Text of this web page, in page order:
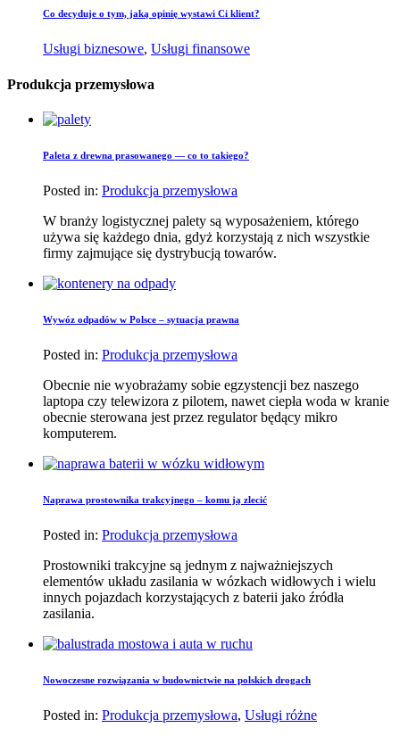
Co decyduje o tym, jaką opinię wystawi Ci klient?
Usługi biznesowe, Usługi finansowe
Produkcja przemysłowa
Paleta z drewna prasowanego — co to takiego?
Posted in: Produkcja przemysłowa
W branży logistycznej palety są wyposażeniem, którego
używa się każdego dnia, gdyż korzystają z nich wszystkie
firmy zajmujące się dystrybucją towarów.
Wywóz odpadów w Polsce – sytuacja prawna
Posted in: Produkcja przemysłowa
Obecnie nie wyobrażamy sobie egzystencji bez naszego
laptopa czy telewizora z pilotem, nawet ciepła woda w kranie
obecnie sterowana jest przez regulator będący mikro
komputerem.
Naprawa prostownika trakcyjnego – komu ją zlecić
Posted in: Produkcja przemysłowa
Prostowniki trakcyjne są jednym z najważniejszych
elementów układu zasilania w wózkach widłowych i wielu
innych pojazdach korzystających z baterii jako źródła
zasilania.
Nowoczesne rozwiązania w budownictwie na polskich drogach
Posted in: Produkcja przemysłowa, Usługi różne